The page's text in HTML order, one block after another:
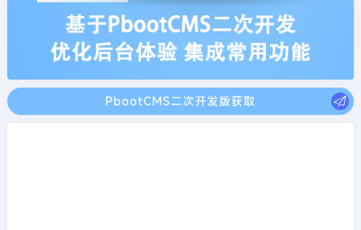
PbootCMS二次开发版获取